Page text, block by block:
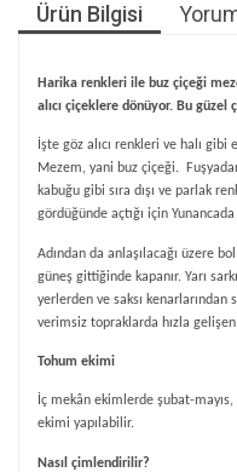
Ürün Bilgisi
Harika renkleri ile buz çiçeği
alıcı çiçeklere dönüyor. Bu
İşte göz alıcı renkleri ve halı
Mezem, yani buz çiçeği.
kabuğu gibi sıra dışı ve parlak
gördüğünde açtığı için
Adından da anlaşılacağı üzere
güneş gittiğinde kapanır. Yarı
yerlerden ve saksı kenarlarından
verimsiz topraklarda hızla gelişen
Tohum ekimi
İç mekân ekimlerde şubat-
ekimi yapılabilir.
Nasıl çimlendirilir?